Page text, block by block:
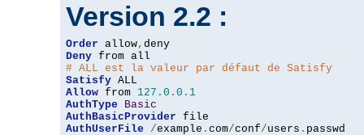
Version 2.2 :
Order allow,
Deny
# ALL est la valeur par défaut de Satisfy
Satisfy
Allow from 127.0 . 0.1
AuthType
Basic
AuthBasicProvider
AuthUserFile
/example . com/conf/users .